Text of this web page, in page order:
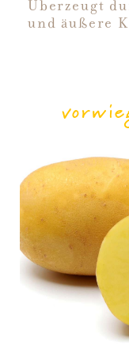
Überzeugt
und äußere